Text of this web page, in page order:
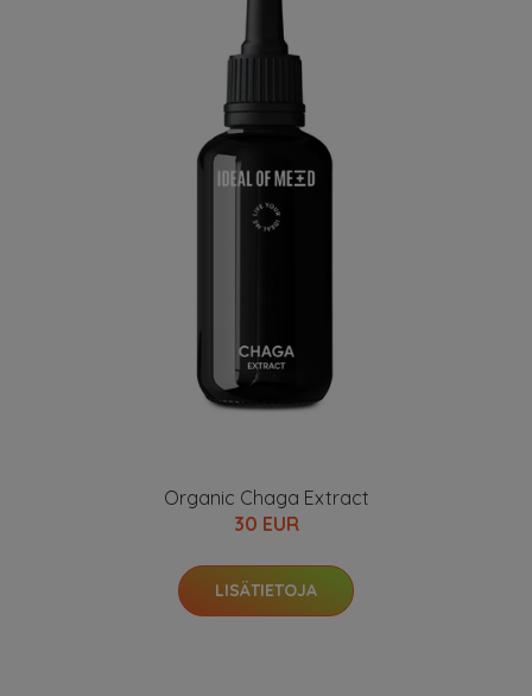
Organic Chaga Extract
30 EUR
LISÄTIETOJA